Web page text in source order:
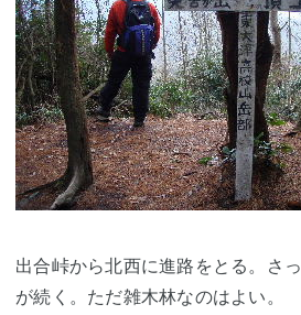
出合峠から北西に進路をとる。さ
が続く。ただ雑木林なのはよい。